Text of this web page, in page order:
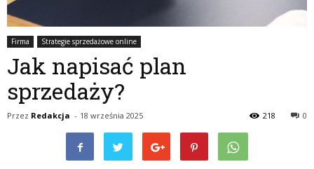
Firma Strategie sprzedażowe online
Jak napisać plan
sprzedaży?
Przez Redakcja - 18 września 2025 0
218